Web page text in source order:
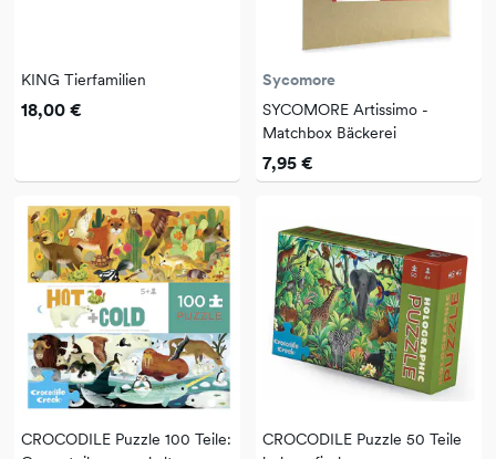
KING Tierfamilien
18,00 €
Sycomore
SYCOMORE Artissimo -
Matchbox Bäckerei
7,95 €
CROCODILE Puzzle 100 Teile:
CROCODILE Puzzle 50 Teile